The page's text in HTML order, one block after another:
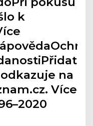
k
na
Více